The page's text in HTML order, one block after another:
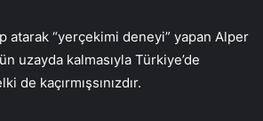
atarak “yerçekimi deneyi” yapan Alper
uzayda kalmasıyla Türkiye’de
de kaçırmışsınızdır.